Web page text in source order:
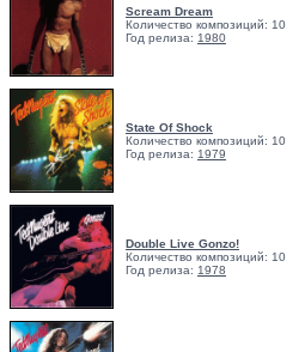
Scream Dream
Количество композиций: 10
Год релиза: 1980
State Of Shock
Количество композиций: 10
Год релиза: 1979
Double Live Gonzo!
Количество композиций: 10
Год релиза: 1978